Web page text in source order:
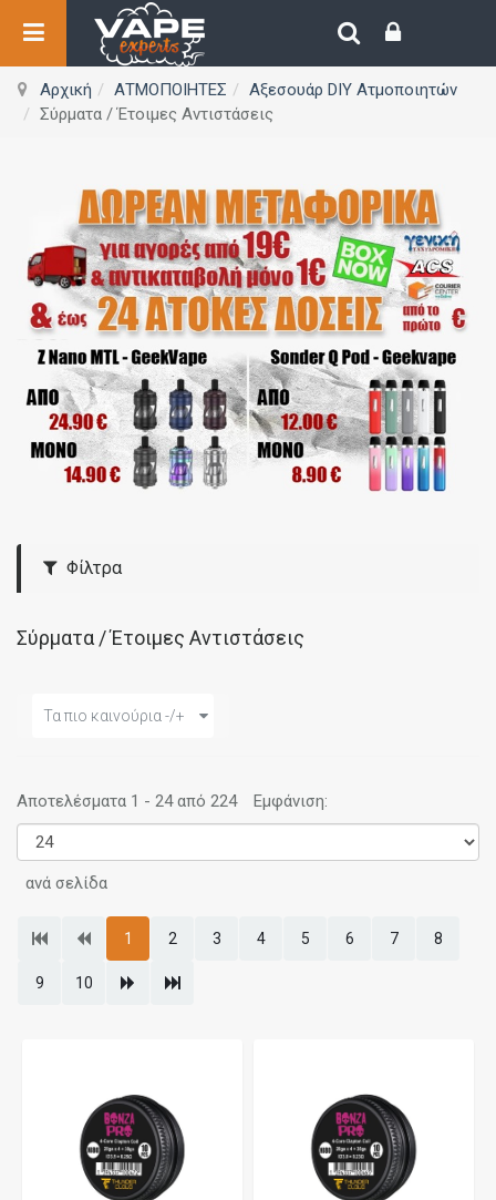
Αρχική ΑΤΜΟΠΟΙΗΤΕΣ
Αξεσουάρ DIY Ατμοποιητών
Σύρματα / Έτοιμες Αντιστάσεις
Φίλτρα
Σύρματα / Έτοιμες Αντιστάσεις
Τα πιο καινούρια -/+
Αποτελέσματα 1 - 24 από 224 Εμφάνιση:
ανά σελίδα
1 2 3 4 5 6 7 8
9 10